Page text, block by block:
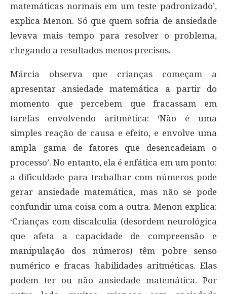
matemáticas normais em um teste padronizado’,
explica Menon. Só que quem sofria de ansiedade
levava mais tempo para resolver o problema,
chegando a resultados menos precisos.
Márcia observa que crianças começam a
apresentar ansiedade matemática a partir do
momento que percebem que fracassam em
tarefas envolvendo aritmética: ‘Não é uma
simples reação de causa e efeito, e envolve uma
ampla gama de fatores que desencadeiam o
processo’. No entanto, ela é enfática em um ponto:
a dificuldade para trabalhar com números pode
gerar ansiedade matemática, mas não se pode
confundir uma coisa com a outra. Menon explica:
‘Crianças com discalculia (desordem neurológica
que afeta a capacidade de compreensão e
manipulação dos números) têm pobre senso
numérico e fracas habilidades aritméticas. Elas
podem ter ou não ansiedade matemática. Por